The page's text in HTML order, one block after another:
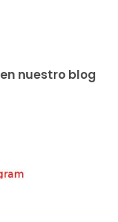
nuestro blog